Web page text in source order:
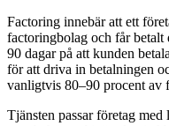
Factoring innebär att ett
factoringbolag och får
90 dagar på att kunden
för att driva in betalningen
vanligtvis 80–90 procent av
Tjänsten passar företag